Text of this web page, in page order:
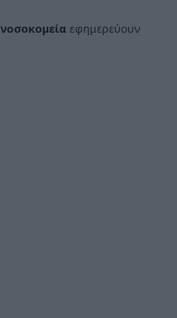
νοσοκομεία εφημερεύουν